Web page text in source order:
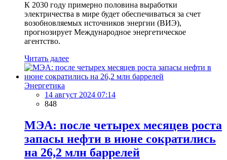
К 2030 году примерно половина выработки
электричества в мире будет обеспечиваться за счет
возобновляемых источников энергии (ВИЭ),
прогнозирует Международное энергетическое
агентство.
Читать далее
Энергетика
14 август 2024 07:14
848
МЭА: после четырех месяцев роста
запасы нефти в июне сократились
на 26,2 млн баррелей